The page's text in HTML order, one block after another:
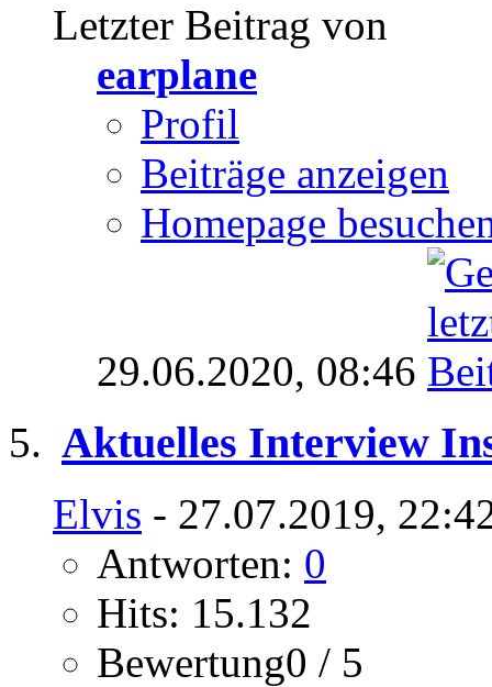
Letzter Beitrag von
earplane
Profil
Beiträge anzeigen
Homepage
29.06.2020, 08:46
Aktuelles Interview
Elvis - 27.07.2019,
Antworten: 0
Hits: 15.132
Bewertung0 / 5